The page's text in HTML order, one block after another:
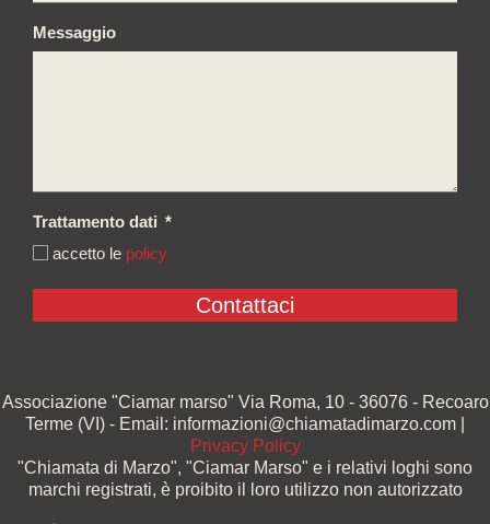
Messaggio
Trattamento dati *
accetto le policy
Associazione "Ciamar marso" Via Roma, 10 - 36076 - Recoaro
Terme (VI) - Email: informazioni@chiamatadimarzo.com |
Privacy Policy
"Chiamata di Marzo", "Ciamar Marso" e i relativi loghi sono
marchi registrati, è proibito il loro utilizzo non autorizzato